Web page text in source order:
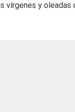
vírgenes y oleadas